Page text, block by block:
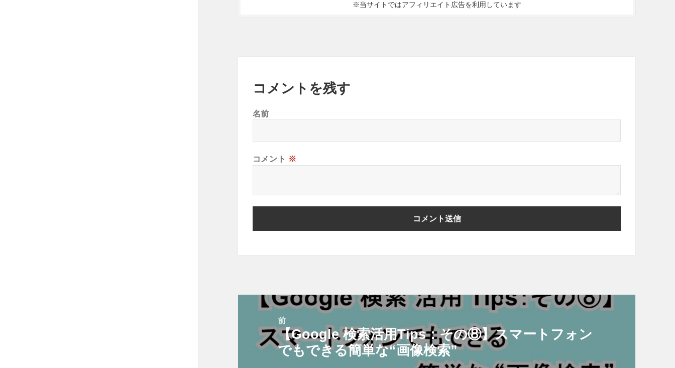
※当サイトではアフィリエイト広告を利用しています
コメントを残す
名前
コメント ※
前
前
の
【Google 検索活用Tips：その⑧】スマートフォン
でもできる簡単な“画像検索”